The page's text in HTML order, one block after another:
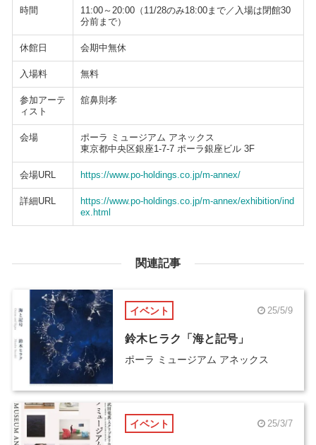
時間
11:00～20:00（11/28のみ18:00まで／入場は閉館30
分前まで）
休館日 会期中無休
入場料 無料
参加アーテ
ィスト
舘鼻則孝
会場
ポーラ ミュージアム アネックス
東京都中央区銀座1-7-7 ポーラ銀座ビル 3F
会場URL https://www.po-holdings.co.jp/m-annex/
詳細URL
https://www.po-holdings.co.jp/m-annex/exhibition/ind
ex.html
関連記事
イベント 25/5/9
鈴木ヒラク「海と記号」
ポーラ ミュージアム アネックス
イベント 25/3/7